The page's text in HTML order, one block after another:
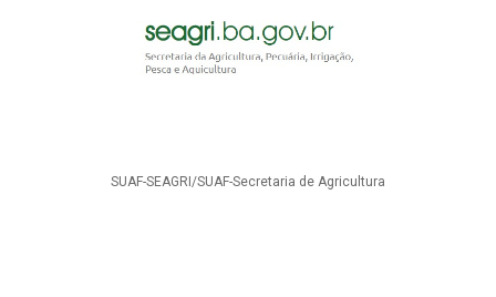
SUAF-SEAGRI/SUAF-Secretaria de Agricultura